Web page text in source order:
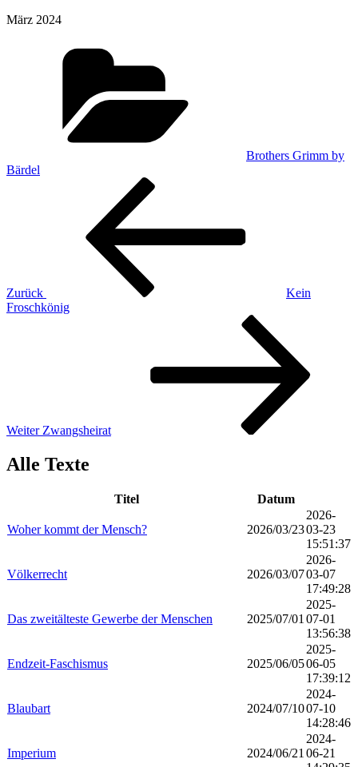
März 2024
Brothers Grimm by
Bärdel
Beitragsnavigation
Zurück
Kein
Froschkönig
Weiter Zwangsheirat
Alle Texte
Titel Datum
Woher kommt der Mensch? 2026/03/23
2026-
03-23
15:51:37
Völkerrecht 2026/03/07
2026-
03-07
17:49:28
Das zweitälteste Gewerbe der Menschen 2025/07/01
2025-
07-01
13:56:38
Endzeit-Faschismus 2025/06/05
2025-
06-05
17:39:12
Blaubart 2024/07/10
2024-
07-10
14:28:46
Imperium 2024/06/21
2024-
06-21